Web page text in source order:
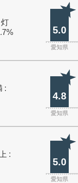
5.0
愛知県
:
4.8
愛知県
:
5.0
愛知県